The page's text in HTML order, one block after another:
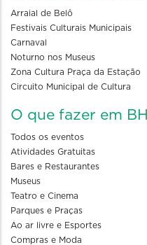
Arraial de Belô
Festivais Culturais Municipais
Carnaval
Noturno nos Museus
Zona Cultura Praça da Estação
Circuito Municipal de Cultura
O que fazer em BH
Todos os eventos
Atividades Gratuitas
Bares e Restaurantes
Museus
Teatro e Cinema
Parques e Praças
Ao ar livre e Esportes
Compras e Moda